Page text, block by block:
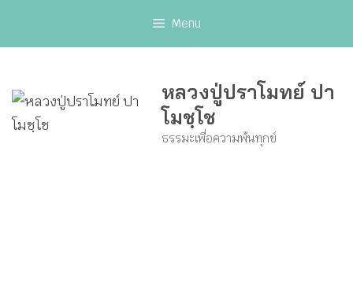
Menu
หลวงปู่ปราโมทย์ ปา
โมชฺโช
ธรรมะเพื่อความพ้นทุกข์